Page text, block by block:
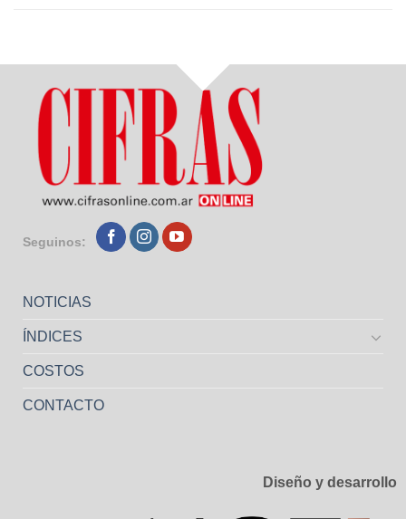
Seguinos:
NOTICIAS
ÍNDICES
COSTOS
CONTACTO
Diseño y desarrollo